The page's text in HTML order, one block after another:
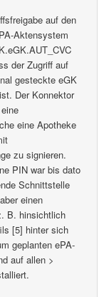
auf den
Aktensystem
der Zugriff auf
gesteckte eGK
Der Konnektor
eine Apotheke
zu signieren.
PIN war bis dato
Schnittstelle
einen
B. hinsichtlich
[5] hinter sich
geplanten ePA-
auf allen >